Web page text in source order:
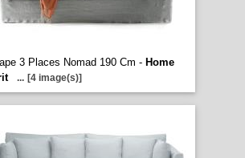
3 Places Nomad 190 Cm - Home
... [4 image(s)]